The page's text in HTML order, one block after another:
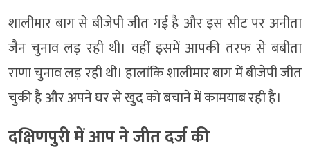
शालीमार बाग से बीजेपी जीत गई है और इस सीट पर अनीता
जैन चुनाव लड़ रही थी। वहीं इसमें आपकी तरफ से बबीता
राणा चुनाव लड़ रही थी। हालांकि शालीमार बाग में बीजेपी जीत
चुकी है और अपने घर से खुद को बचाने में कामयाब रही है।
दक्षिणपुरी में आप ने जीत दर्ज की